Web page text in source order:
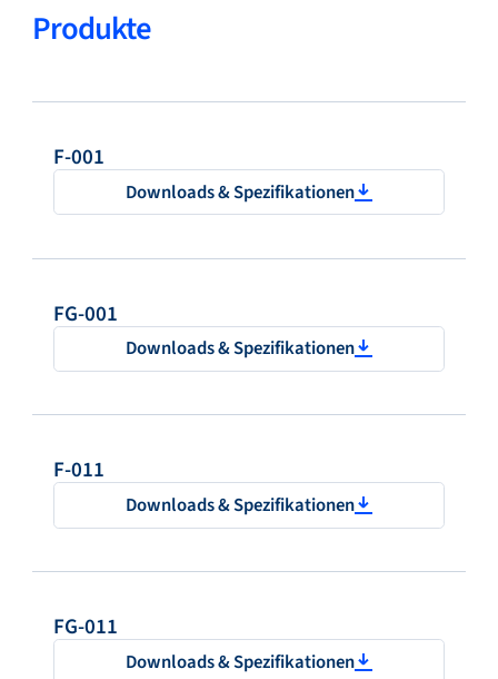
Produkte
F-001
Downloads & Spezifikationen
FG-001
Downloads & Spezifikationen
F-011
Downloads & Spezifikationen
FG-011
Downloads & Spezifikationen